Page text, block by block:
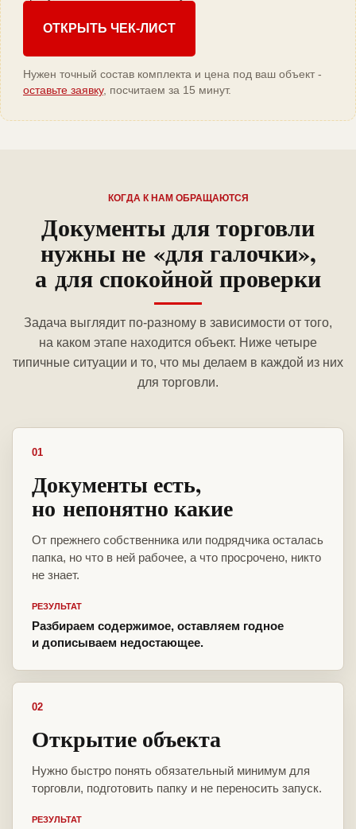
ОТКРЫТЬ ЧЕК-ЛИСТ
Нужен точный состав комплекта и цена под ваш объект -
оставьте заявку, посчитаем за 15 минут.
КОГДА К НАМ ОБРАЩАЮТСЯ
Документы для торговли
нужны не «для галочки»,
а для спокойной проверки
Задача выглядит по-разному в зависимости от того,
на каком этапе находится объект. Ниже четыре
типичные ситуации и то, что мы делаем в каждой из них
для торговли.
01
Документы есть,
но непонятно какие
От прежнего собственника или подрядчика осталась
папка, но что в ней рабочее, а что просрочено, никто
не знает.
РЕЗУЛЬТАТ
Разбираем содержимое, оставляем годное
и дописываем недостающее.
02
Открытие объекта
Нужно быстро понять обязательный минимум для
торговли, подготовить папку и не переносить запуск.
РЕЗУЛЬТАТ